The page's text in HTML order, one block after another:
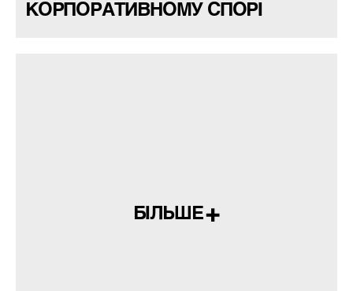
КОРПОРАТИВНОМУ СПОРІ
БІЛЬШЕ